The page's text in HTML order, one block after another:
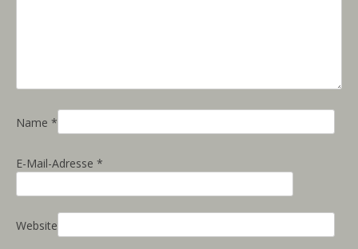
Name *
E-Mail-Adresse *
Website